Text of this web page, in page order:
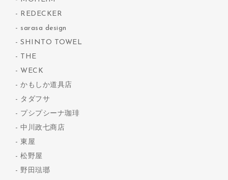
REDECKER
sarasa design
SHINTO TOWEL
THE
WECK
かもしか道具店
タダフサ
プシプシーナ珈琲
中川政七商店
東屋
松野屋
野田琺瑯